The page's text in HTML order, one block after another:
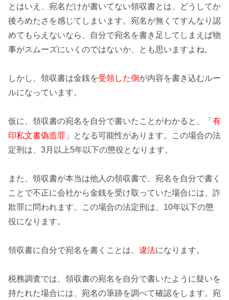
とはいえ、宛名だけが書いてない領収書とは、どうしてか
後ろめたさ を感じてしまいます。宛名が無くてすんなり認
めてもらえないなら、
自分で宛名を書き足して しまえば物
事がスムーズにいくのではないか、とも思いますよね。
しかし、領収書は金銭を受領した側 が内容を書き込むルー
ルになっています。
仮に、領収書の宛名を自分で書いたことがわかると、「 有
印私文書偽造罪 」となる可能性があります。この場合の法
定刑は、 3月以上5年以下の懲役となります。
また、領収書が本当は他人の領収書で、宛名を自分で書く
ことで不正に会社から金銭を受け取っていた場合には、 詐
欺罪に問われます。この場合の法定刑は、 10年以下の懲
役になります。
領収書に自分で宛名を書くことは、 違法になります。
税務調査では、領収書の宛名を自分で書いたように疑いを
持たれた場合には、宛名の筆跡を調べて確認をします。宛